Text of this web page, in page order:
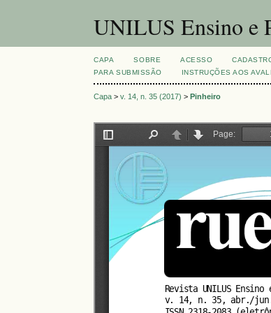
UNILUS Ensino e
CAPA SOBRE ACESSO
PARA SUBMISSÃO
INSTRUÇÕES AOS
Capa >v. 14, n. 35 (2017) >Pinheiro